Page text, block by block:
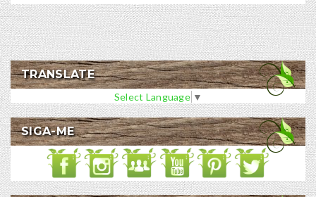
TRANSLATE
Select Language ▼
SIGA-ME